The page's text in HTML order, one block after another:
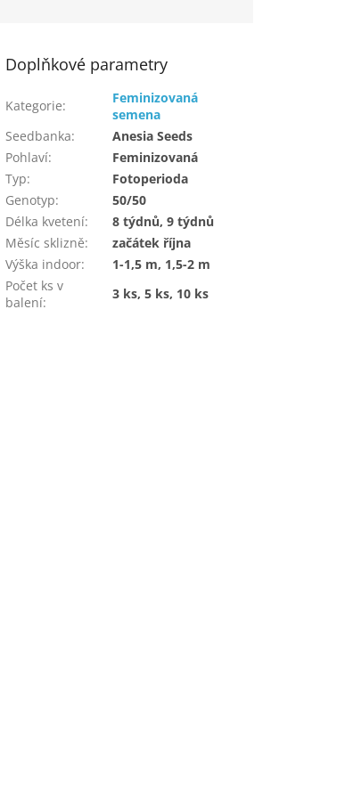
Doplňkové parametry
Kategorie:
Feminizovaná
semena
Seedbanka:
Anesia Seeds
Pohlaví:
Feminizovaná
Typ:
Fotoperioda
Genotyp:
50/50
Délka kvetení:
8 týdnů, 9 týdnů
Měsíc sklizně:
začátek října
Výška indoor:
1-1,5 m, 1,5-2 m
Počet ks v
balení:
3 ks, 5 ks, 10 ks